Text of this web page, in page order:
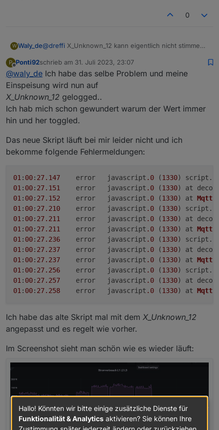
Der Einspeisesollwert ist das Objekt X_Unknown_12 des
Powerstream (alte Version des Scripts), was nach meiner
Beobachtung der eingestellten Grundlast*10 entspricht.
Es erfolgen also definitiv noch Aktualisierungen des
Bezugs innerhalb der 30 Sekunden.
0
W Waly_de@dreffi X_Unknown_12 kann eigentlich nicht stimmen.
Script in inv_output_watts.
Ich hab versucht Dein Problem zu korrigieren. Teste
mal
Anbei die neue Version des Skriptes, die nun
hoffentlich auch mit den Updates klar kommen sollte...
Bin gespannt, Ob es bei Euch läuft....
P
Offline
Ponti92schrieb am 31. Juli 2023, 23:07
zuletzt editiert von
@waly_de Ich habe das selbe Problem und meine
Einspeisung wird nun auf
X_Unknown_12 gelogged..
Ich hab mich schon gewundert warum der Wert immer
hin und her toggled.
Das neue Skript läuft bei mir leider nicht und ich
bekomme folgende Fehlermeldungen:
01 : 00: 27.147
	error	javascript
.0 (1330) script.
01 : 00: 27.151
	error	javascript
.0 (1330) at
01 : 00: 27.152
	error	javascript
.0 (1330) at
01 : 00: 27.210
	error	javascript
.0 (1330) script.
01 : 00: 27.211
	error	javascript
.0 (1330) at
01 : 00: 27.211
	error	javascript
.0 (1330) at
01 : 00: 27.236
	error	javascript
.0 (1330) script.
01 : 00: 27.237
	error	javascript
.0 (1330) at
01 : 00: 27.237
	error	javascript
.0 (1330) at
01 : 00: 27.256
	error	javascript
.0 (1330) script.
01 : 00: 27.257
	error	javascript
.0 (1330) at
01 : 00: 27.258
	error	javascript
.0 (1330) at
Ich habe das alte Skript mal mit dem X_Unknown_12
angepasst und es regelt wie vorher.
Im Screenshot sieht man schön wie es wieder läuft:
Hallo! Könnten wir bitte einige zusätzliche Dienste für
Funktionalität & Analytics aktivieren? Sie können Ihre